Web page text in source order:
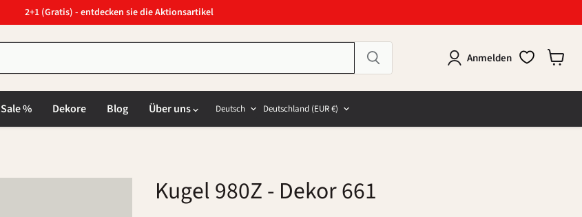
2+1 (Gratis) - entdecken sie die Aktionsartikel
Anmelden
Sale % Dekore Blog Über uns Sprache
Deutsch Land
Deutschland (EUR €)
Kugel 980Z- Dekor 661